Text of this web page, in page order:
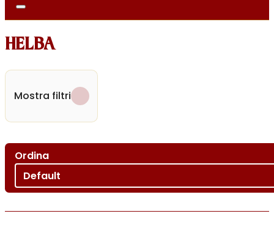
HELBA
Mostra filtri
Ordina
Ordina per
Sort content